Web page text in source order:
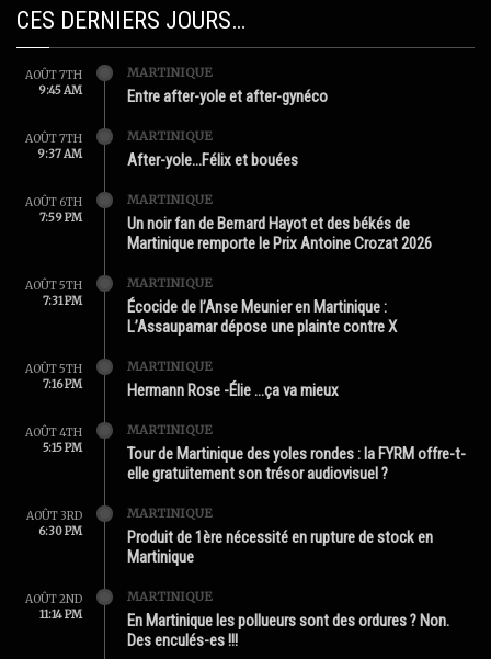
CES DERNIERS JOURS…
AOÛT 7TH
9:45 AM
MARTINIQUE
Entre after-yole et after-gynéco
AOÛT 7TH
9:37 AM
MARTINIQUE
After-yole…Félix et bouées
AOÛT 6TH
7:59 PM
MARTINIQUE
Un noir fan de Bernard Hayot et des békés de
Martinique remporte le Prix Antoine Crozat 2026
AOÛT 5TH
7:31 PM
MARTINIQUE
Écocide de l’Anse Meunier en Martinique :
L’Assaupamar dépose une plainte contre X
AOÛT 5TH
7:16 PM
MARTINIQUE
Hermann Rose -Élie …ça va mieux
AOÛT 4TH
5:15 PM
MARTINIQUE
Tour de Martinique des yoles rondes : la FYRM offre-t-
elle gratuitement son trésor audiovisuel ?
AOÛT 3RD
6:30 PM
MARTINIQUE
Produit de 1ère nécessité en rupture de stock en
Martinique
AOÛT 2ND
11:14 PM
MARTINIQUE
En Martinique les pollueurs sont des ordures ? Non.
Des enculés-es !!!